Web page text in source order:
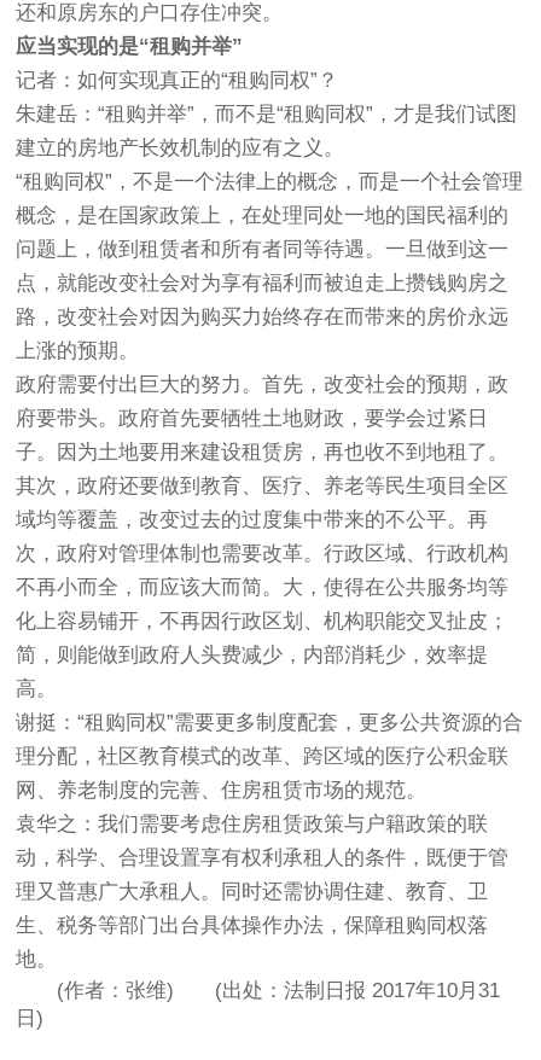
还和原房东的户口存住冲突。
应当实现的是“租购并举”
记者：如何实现真正的“租购同权”？
朱建岳：“租购并举”，而不是“租购同权”，才是我们试图
建立的房地产长效机制的应有之义。
“租购同权”，不是一个法律上的概念，而是一个社会管理
概念，是在国家政策上，在处理同处一地的国民福利的
问题上，做到租赁者和所有者同等待遇。一旦做到这一
点，就能改变社会对为享有福利而被迫走上攒钱购房之
路，改变社会对因为购买力始终存在而带来的房价永远
上涨的预期。
政府需要付出巨大的努力。首先，改变社会的预期，政
府要带头。政府首先要牺牲土地财政，要学会过紧日
子。因为土地要用来建设租赁房，再也收不到地租了。
其次，政府还要做到教育、医疗、养老等民生项目全区
域均等覆盖，改变过去的过度集中带来的不公平。再
次，政府对管理体制也需要改革。行政区域、行政机构
不再小而全，而应该大而简。大，使得在公共服务均等
化上容易铺开，不再因行政区划、机构职能交叉扯皮；
简，则能做到政府人头费减少，内部消耗少，效率提
高。
谢挺：“租购同权”需要更多制度配套，更多公共资源的合
理分配，社区教育模式的改革、跨区域的医疗公积金联
网、养老制度的完善、住房租赁市场的规范。
袁华之：我们需要考虑住房租赁政策与户籍政策的联
动，科学、合理设置享有权利承租人的条件，既便于管
理又普惠广大承租人。同时还需协调住建、教育、卫
生、税务等部门出台具体操作办法，保障租购同权落
地。
(作者：张维) (出处：法制日报 2017年10月31
日)